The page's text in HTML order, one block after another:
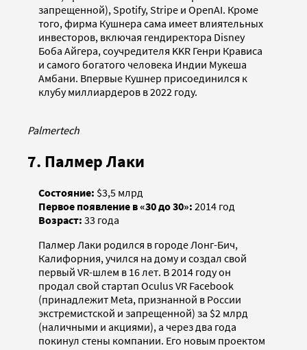
запрещенной), Spotify, Stripe и OpenAI. Кроме
того, фирма Кушнера сама имеет влиятельных
инвесторов, включая гендиректора Disney
Боба Айгера, соучредителя KKR Генри Крависа
и самого богатого человека Индии Мукеша
Амбани. Впервые Кушнер присоединился к
клубу миллиардеров в 2022 году.
Palmertech
7. Палмер Лаки
Состояние: $3,5 млрд
Первое появление в «30 до 30»: 2014 год
Возраст: 33 года
Палмер Лаки родился в городе Лонг-Бич,
Калифорния, учился на дому и создал свой
первый VR-шлем в 16 лет. В 2014 году он
продал свой стартап Oculus VR Facebook
(принадлежит Meta, признанной в России
экстремистской и запрещенной) за $2 млрд
(наличными и акциями), а через два года
покинул стены компании. Его новым проектом